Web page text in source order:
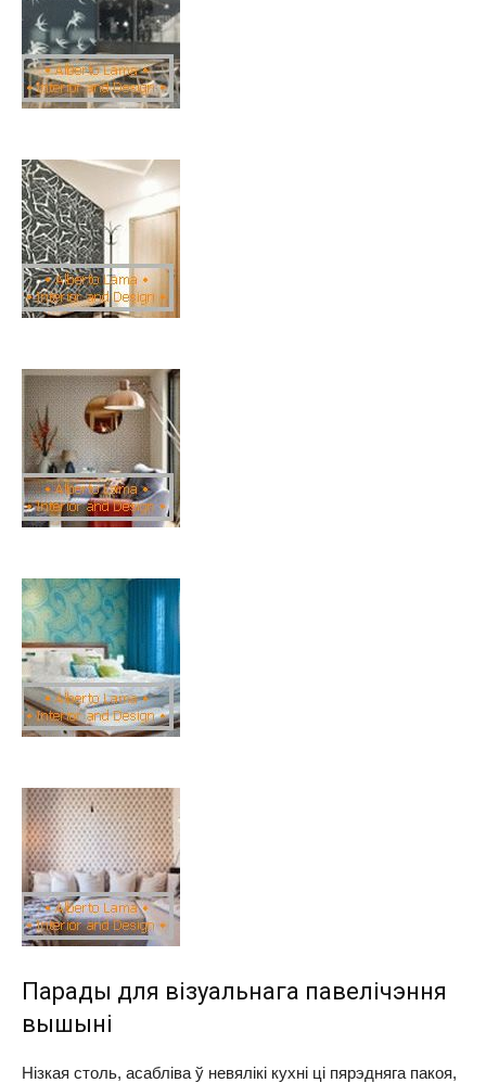
Парады для візуальнага павелічэння
вышыні
Нізкая столь, асабліва ў невялікі кухні ці пярэдняга пакоя,